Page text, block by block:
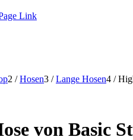
Link
2 / Hosen3 / Lange Hosen4 /
von Basic